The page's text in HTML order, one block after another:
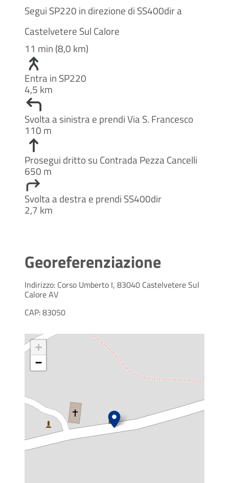
Segui SP220 in direzione di SS400dir a
Castelvetere Sul Calore
11 min (8,0 km)
Entra in SP220
4,5 km
Svolta a sinistra e prendi Via S. Francesco
110 m
Prosegui dritto su Contrada Pezza Cancelli
650 m
Svolta a destra e prendi SS400dir
2,7 km
Georeferenziazione
Indirizzo: Corso Umberto I, 83040 Castelvetere Sul
Calore AV
CAP: 83050
+
−